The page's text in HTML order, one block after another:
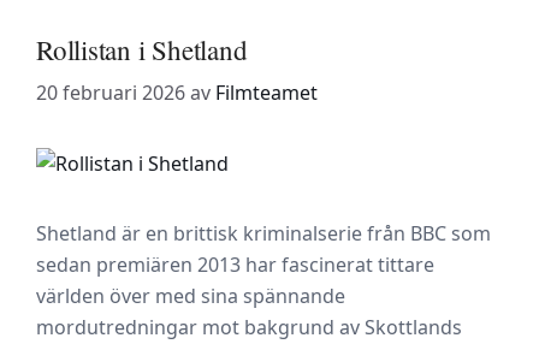
Rollistan i Shetland
20 februari 2026av Filmteamet
Shetland är en brittisk kriminalserie från BBC som
sedan premiären 2013 har fascinerat tittare
världen över med sina spännande
mordutredningar mot bakgrund av Skottlands